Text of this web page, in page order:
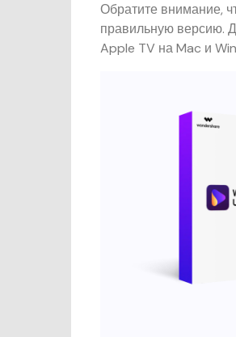
Обратите внимание,
правильную версию.
Apple TV на Mac и